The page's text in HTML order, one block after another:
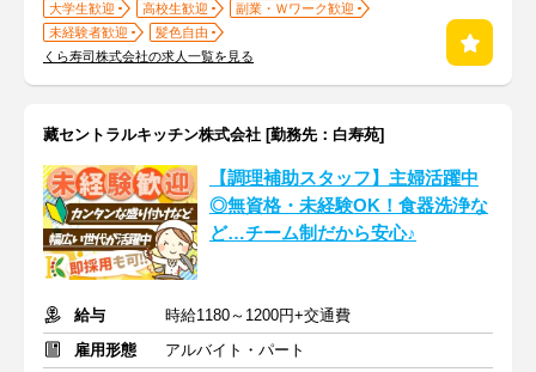
大学生歓迎 高校生歓迎
副業・Ｗワーク歓迎
未経験者歓迎
髪色自由
くら寿司株式会社の求人一覧を見る
藏セントラルキッチン株式会社 [勤務先：白寿苑]
【調理補助スタッフ】主婦活躍中
◎無資格・未経験OK！食器洗浄な
ど…チーム制だから安心♪
給与
時給1180～1200円+交通費
雇用形態
アルバイト・パート